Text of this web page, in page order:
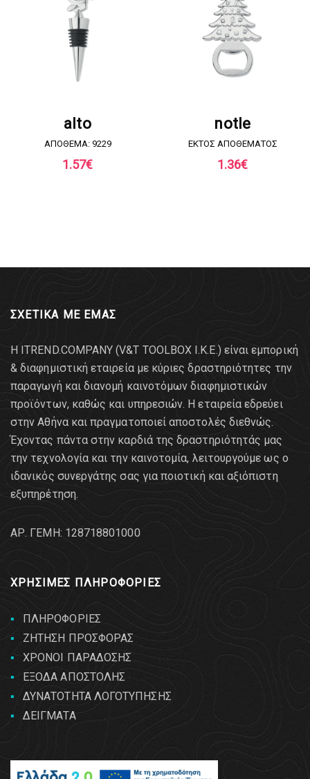
alto
ΑΠΟΘΕΜΑ: 9229
1.57€
notle
EKTOΣ ΑΠΟΘΕΜΑΤΟΣ
1.36€
ΣΧΕΤΙΚΑ ΜΕ ΕΜΑΣ
Η ITREND.COMPANY (V&T TOOLBOX Ι.Κ.Ε.) είναι εμπορική
& διαφημιστική εταιρεία με κύριες δραστηριότητες την
παραγωγή και διανομή καινοτόμων διαφημιστικών
προϊόντων, καθώς και υπηρεσιών. Η εταιρεία εδρεύει
στην Αθήνα και πραγματοποιεί αποστολές διεθνώς.
Έχοντας πάντα στην καρδιά της δραστηριότητάς μας
την τεχνολογία και την καινοτομία, λειτουργούμε ως ο
ιδανικός συνεργάτης σας για ποιοτική και αξιόπιστη
εξυπηρέτηση.
AΡ. ΓΕΜΗ: 128718801000
ΧΡΗΣΙΜΕΣ ΠΛΗΡΟΦΟΡΙΕΣ
ΠΛΗΡΟΦΟΡΙΕΣ
ΖΗΤΗΣΗ ΠΡΟΣΦΟΡΑΣ
ΧΡΟΝΟΙ ΠΑΡΑΔΟΣΗΣ
ΕΞΟΔΑ ΑΠΟΣΤΟΛΗΣ
ΔΥΝΑΤΟΤΗΤΑ ΛΟΓΟΤΥΠΗΣΗΣ
ΔΕΙΓΜΑΤΑ